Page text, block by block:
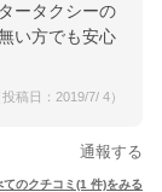
ータクシーの
い方でも安心
稿日：2019/7/ 4）
通報する
てのクチコミ(1 件)をみる